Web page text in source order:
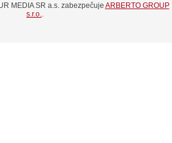
MEDIA SR a.s. zabezpečuje ARBERTO GROUP
s.r.o.